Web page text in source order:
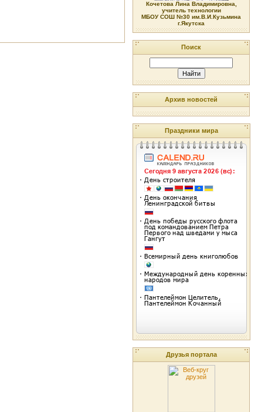
Кочетова Лина Владимировна,
учитель технологии
МБОУ СОШ №30 им.В.И.Кузьмина
г.Якутска
Поиск
Архив новостей
Праздники мира
Друзья портала